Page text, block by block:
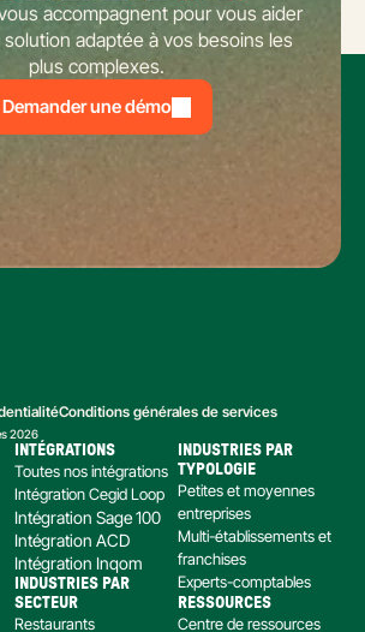
accompagnent pour vous aider
solution adaptée à vos besoins les
plus complexes.
Demander une démo
Conditions générales de services
2026
INTÉGRATIONS
Toutes nos intégrations
Intégration Cegid Loop
Intégration Sage 100
Intégration ACD
Intégration Inqom
INDUSTRIES PAR
SECTEUR
Restaurants
INDUSTRIES PAR
TYPOLOGIE
Petites et moyennes
entreprises
Multi-établissements et
franchises
Experts-comptables
RESSOURCES
Centre de ressources